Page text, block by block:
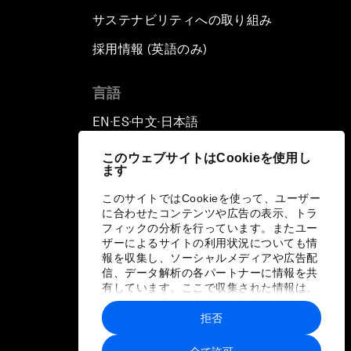
このウェブサイトはCookieを使用し
ます
このサイトではCookieを使って、ユーザー
に合わせたコンテンツや広告の表示、トラ
フィックの分析を行っています。またユー
ザーによるサイトの利用状況についても情
報を収集し、ソーシャルメディアや広告配
信、データ解析の各パートナーに情報を共
有しています。ここで収集された情報は、
ユーザーが各パートナーに提供した他の情
報や各パートナーのサービスを使用した際
に収集された情報と組み合わされ、各パー
トナーによって使用されることがありま
拒否
サステナビリティへの取り組み
採用情報 (英語のみ)
言語
EN ▪ ES▪中文▪ 日本語